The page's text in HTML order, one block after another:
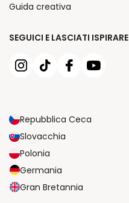
SEGUICI E LASCIATI ISPIRARE
Repubblica Ceca
Slovacchia
Polonia
Germania
Gran Bretannia
Guida creativa